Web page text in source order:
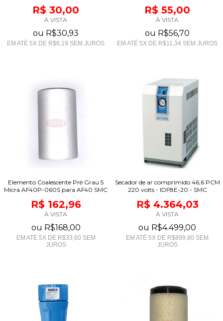
R$ 30,00
À VISTA
ou R$30,93
EM ATÉ 5X DE R$6,19 SEM JUROS
R$ 55,00
À VISTA
ou R$56,70
EM ATÉ 5X DE R$11,34 SEM JUROS
Elemento Coalescente Pré Grau 5
Micra AF40P-060S para AF40 SMC
R$ 162,96
À VISTA
ou R$168,00
EM ATÉ 5X DE R$33,60 SEM
JUROS
Secador de ar comprimido 46,6 PCM
220 volts - IDF8E-20 - SMC
R$ 4.364,03
À VISTA
ou R$4.499,00
EM ATÉ 5X DE R$899,80 SEM
JUROS